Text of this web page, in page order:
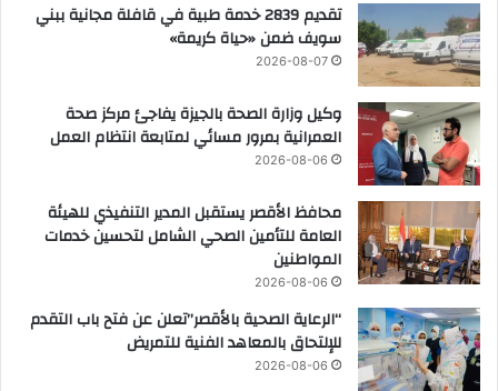
تقديم 2839 خدمة طبية في قافلة مجانية ببني
سويف ضمن «حياة كريمة»
2026-08-07
وكيل وزارة الصحة بالجيزة يفاجئ مركز صحة
العمرانية بمرور مسائي لمتابعة انتظام العمل
2026-08-06
محافظ الأقصر يستقبل المدير التنفيذي للهيئة
العامة للتأمين الصحي الشامل لتحسين خدمات
المواطنين
2026-08-06
“الرعاية الصحية بالأقصر”تعلن عن فتح باب التقدم
للإلتحاق بالمعاهد الفنية للتمريض
2026-08-06